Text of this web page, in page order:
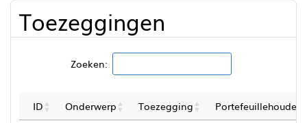
Toezeggingen
Zoeken:
ID Onderwerp Toezegging Portefeuillehouder